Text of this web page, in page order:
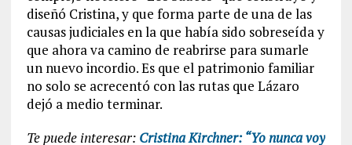
diseñó Cristina, y que forma parte de una de las
causas judiciales en la que había sido sobreseída y
que ahora va camino de reabrirse para sumarle
un nuevo incordio. Es que el patrimonio familiar
no solo se acrecentó con las rutas que Lázaro
dejó a medio terminar.
Te puede interesar: Cristina Kirchner: “Yo nunca voy